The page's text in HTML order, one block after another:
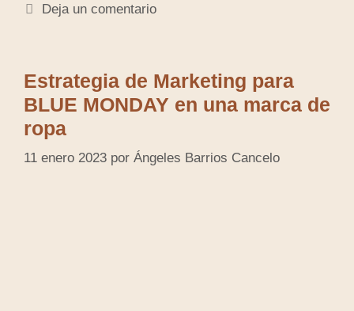
Deja un comentario
Estrategia de Marketing para
BLUE MONDAY en una marca de
ropa
11 enero 2023 por Ángeles Barrios Cancelo